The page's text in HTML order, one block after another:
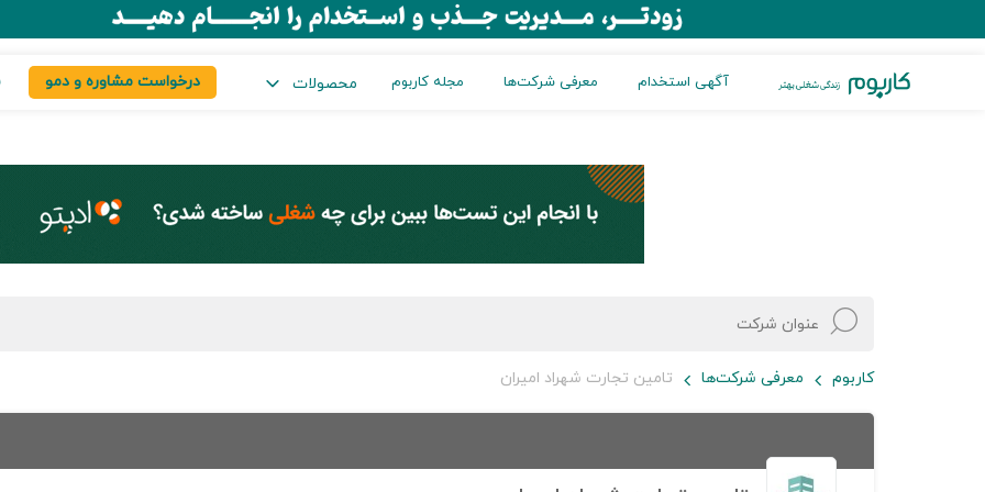
آگهی استخدام معرفی شرکت‌ها مجله کاربوم محصولات درخواست مشاوره و دمو
کاربوم معرفی شرکت‌ها تامین تجارت شهراد امیران